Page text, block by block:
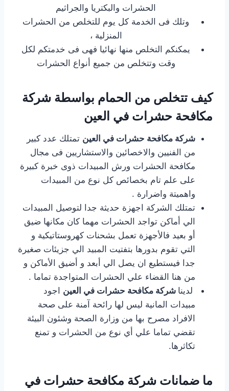
الحشرات والبكتريا والجراثيم
وتلك فى الخدمة كل يوم للتخلص من الحشرات
المنزلية ،
يمكنكم التخلص منها نهائيا فهى فى خدمتكم لكل
وقت وتتخلص من جميع أنواع الحشرات
كيف تتخلص من الحمام بواسطة شركة
مكافحة حشرات في العين
شركة مكافحة حشرات في العين تمتلك عدد كبير
من الفنيين والاخصائين والاستشاريين فى مجال
مكافحة الحشرات ورش المبيدات ذوى خبرة كبيرة
على علم تام بخصائص كل نوع من المبيدات
واهميتة واضرارة .
تمتلك الشركة اجهزة حديثة جدا لتوصيل المبيدات
الي أماكن تواجد الحشرات مهما كان مكانها ضيق
أو بعيد فالأجهزة تعمل بشحنات كهروستاتيكية و
التي تقوم بدورها بتفتيت المبيد الي جزيئات صغيرة
جدا فيستطيع ان يصل الي أبعد و أضيق الأماكن و
من هنا القضاء علي الحشرات المتواجدة تماما .
لدينا شركة مكافحة حشرات في العين اجود
مبيدات المانية ليس لها رائحة آمنة على صحة
الافراد مصرح بها من وزارة الصحة وشئون البيئة
تقضي تماما علي أي نوع من الحشرات و تمنع
تكاثرها.
ما ضمانات شركة مكافحة حشرات في